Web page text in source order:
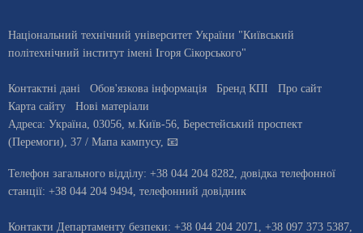
Національний технічний університет України "Київський
політехнічний інститут імені Ігоря Сікорського"
Контактні дані Обов'язкова інформація Бренд КПІ
Про сайт
Карта сайту
Нові матеріали
Адреса: Україна 03056 , м. Київ-56, Берестейський проспект
(Перемоги), 37 / Мапа кампусу, 📧
Телефон загального відділу: +38 044 204 8282 , довiдка телефонної
станцiї: +38 044 204 9494 телефонний довідник
Контакти Департаменту безпеки: +38 044 204 2071, +38 097 373 5387,